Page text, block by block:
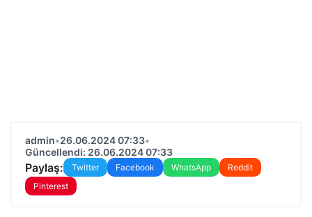
admin•26.06.2024 07:33•
Güncellendi: 26.06.2024 07:33
Paylaş: Twitter Facebook WhatsApp
Reddit
Pinterest